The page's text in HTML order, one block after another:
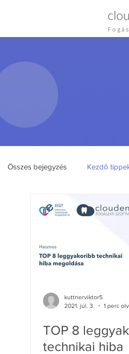
Összes bejegyzés Kezdő
Rólunk
kuttnerviktor5
2021. júl. 3.
1 perc
TOP 8
technikai hiba